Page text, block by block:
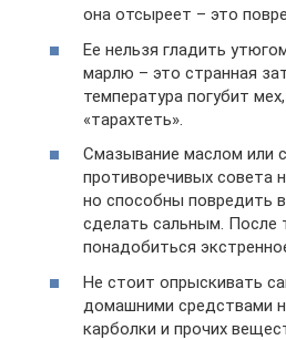
она отсыреет – это
Ее нельзя гладить
марлю – это странная
температура погубит
«тарахтеть».
Смазывание маслом или
противоречивых совета
но способны повредить
сделать сальным.
понадобиться
Не стоит опрыскивать
домашними средствами
карболки и прочих